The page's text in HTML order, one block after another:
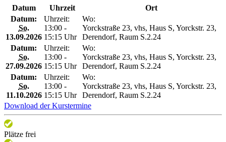
Datum Uhrzeit
Ort
Datum:
So.
13.09.2026
Uhrzeit:
13:00 -
15:15 Uhr
Wo:
Yorckstraße 23, vhs, Haus S, Yorckstr. 23,
Derendorf, Raum S.2.24
Datum:
So.
27.09.2026
Uhrzeit:
13:00 -
15:15 Uhr
Wo:
Yorckstraße 23, vhs, Haus S, Yorckstr. 23,
Derendorf, Raum S.2.24
Datum:
So.
11.10.2026
Uhrzeit:
13:00 -
15:15 Uhr
Wo:
Yorckstraße 23, vhs, Haus S, Yorckstr. 23,
Derendorf, Raum S.2.24
Download der Kurstermine
Plätze frei